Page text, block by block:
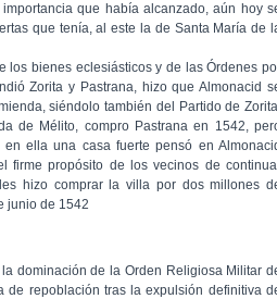
que había alcanzado, aún hoy
que tenía, al este la de Santa María de
los bienes eclesiásticos y de las Órdenes
Zorita y Pastrana, hizo que Almonacid
siéndolo también del Partido de
de Mélito, compro Pastrana en 1542,
ella una casa fuerte pensó en
firme propósito de los vecinos de
hizo comprar la villa por dos millones
junio de 1542
dominación de la Orden Religiosa Militar
de repoblación tras la expulsión definitiva